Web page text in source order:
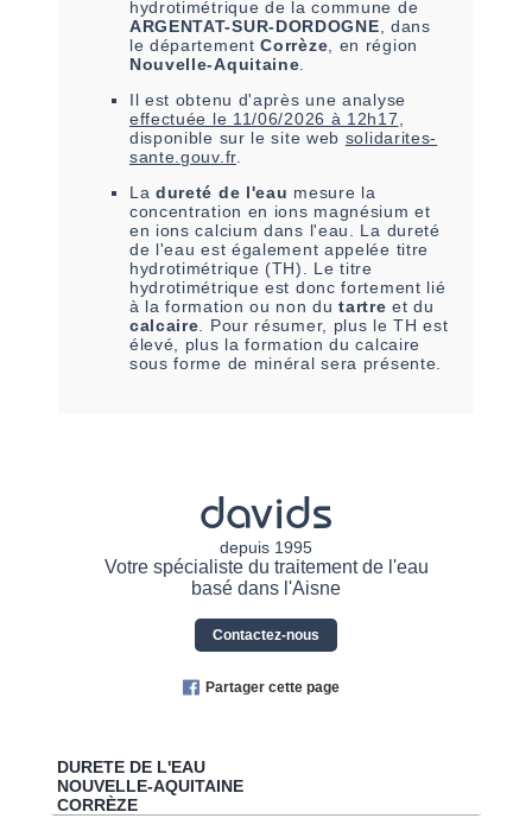
hydrotimétrique de la commune de
ARGENTAT-SUR-DORDOGNE , dans
le départementCorrèze , en région
Nouvelle-Aquitaine
Il est obtenu d'après une analyse
effectuée le 11/06/2026 à 12h17
disponible sur le site web solidarites-
sante.gouv.fr.
La dureté de l'eau mesure la
concentration en ions magnésium et
en ions calcium dans l'eau. La dureté
de l'eau est également appelée titre
hydrotimétrique (TH). Le titre
hydrotimétrique est donc fortement lié
à la formation ou non dutartre et du
calcaire . Pour résumer, plus le TH est
élevé, plus la formation du calcaire
sous forme de minéral sera présente.
davids
depuis 1995
Votre spécialiste du traitement de l'eau
basé dans l'Aisne
Contactez-nous
Partager cette page
DURETE DE L'EAU
NOUVELLE-AQUITAINE
CORRÈZE